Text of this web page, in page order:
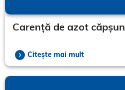
Carență de azot căpșun
Citește mai mult